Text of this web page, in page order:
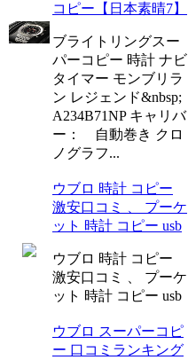
コピー【日本素晴7】
ブライトリングスー
パーコピー 時計 ナビ
タイマー モンブリラ
ン レジェンド&nbsp;
A234B71NP キャリバ
ー： 自動巻き クロ
ノグラフ...
ウブロ 時計 コピー
激安口コミ 、 プーケ
ット 時計 コピー usb
ウブロ 時計 コピー
激安口コミ 、 プーケ
ット 時計 コピー usb
ウブロ スーパーコピ
ー 口コミランキング